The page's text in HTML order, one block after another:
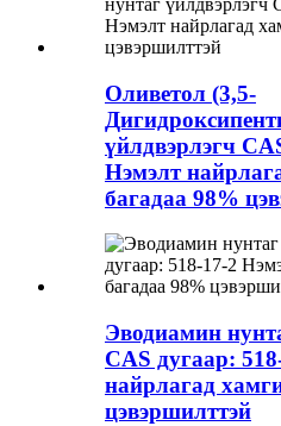
Оливетол (3,5-
үйлдвэрлэгч
Нэмэлт
багадаа 98%
Эводиамин
CAS дугаар:
найрлагад
цэвэршилттэй